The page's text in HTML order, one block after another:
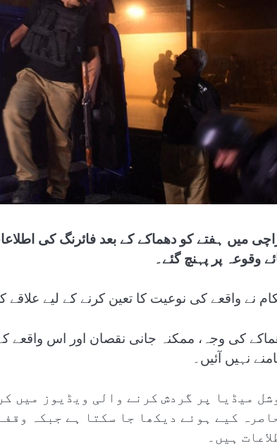
میں ہفتے کو دھماکے کے بعد فائرنگ کی
وقوعہ پر پہنچ گئے۔
نے واقعے کی نوعیت کا تعین کرنے کے لیے علاقے
کی وجہ، ممکنہ جانی نقصان اور اس واقعے
نہیں آئیں۔
میڈیا پر گردش کرنے والی ویڈیوز میں
کیے ہوئے دیکھا جا سکتا ہے جبکہ
ہیں۔